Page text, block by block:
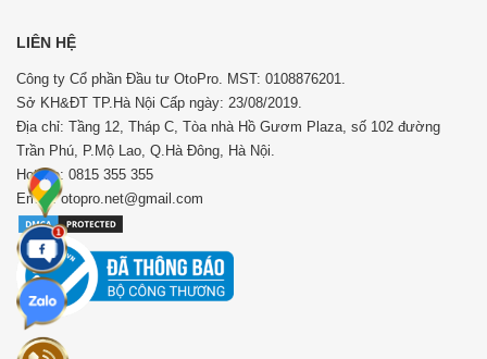
LIÊN HỆ
Công ty Cổ phần Đầu tư OtoPro. MST: 0108876201.
Sở KH&ĐT TP.Hà Nội Cấp ngày: 23/08/2019.
Địa chỉ: Tầng 12, Tháp C, Tòa nhà Hồ Gươm Plaza, số 102 đường
Trần Phú, P.Mộ Lao, Q.Hà Đông, Hà Nội.
Hotline: 0815 355 355
Email: otopro.net@gmail.com